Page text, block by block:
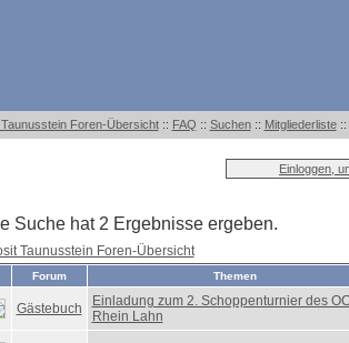
Foren-Übersicht:: FAQ :: Suchen:: Mitgliederliste::
Einloggen,
Suche hat 2 Ergebnisse ergeben.
Taunusstein Foren-Übersicht
Forum Themen
Gästebuch
Einladung zum 2. Schoppenturnier des
Rhein Lahn